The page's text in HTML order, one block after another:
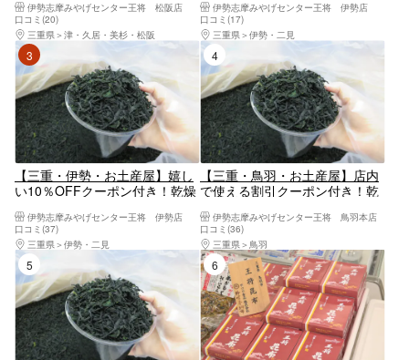
伊勢志摩みやげセンター王将 松阪店
口コミ(20)
三重県
津・久居・美杉・松阪
伊勢志摩みやげセンター王将 伊勢店
口コミ(17)
三重県
伊勢・二見
【三重・伊勢・お土産屋】嬉し
い10％OFFクーポン付き！乾燥
伊勢志摩みやげセンター王将 伊勢店
口コミ(37)
三重県
伊勢・二見
【三重・鳥羽・お土産屋】店内
で使える割引クーポン付き！乾
伊勢志摩みやげセンター王将 鳥羽本店
口コミ(36)
三重県
鳥羽
6位